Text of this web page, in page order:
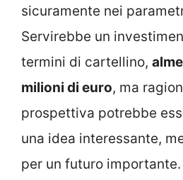
sicuramente nei
Servirebbe un
termini di cartellino,
milioni di euro, ma
prospettiva potrebbe
una idea interessante,
per un futuro importante.